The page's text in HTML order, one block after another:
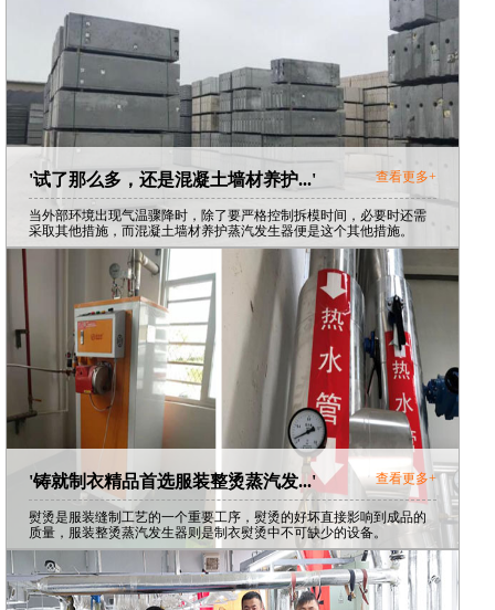
'试了那么多，还是混凝土墙材养护...' 查看更多+
当外部环境出现气温骤降时，除了要严格控制拆模时间，必要时还需
采取其他措施，而混凝土墙材养护蒸汽发生器便是这个其他措施。
'铸就制衣精品首选服装整烫蒸汽发...' 查看更多+
熨烫是服装缝制工艺的一个重要工序，熨烫的好坏直接影响到成品的
质量，服装整烫蒸汽发生器则是制衣熨烫中不可缺少的设备。